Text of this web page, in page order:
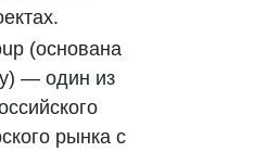
(основана
— один из
рынка с